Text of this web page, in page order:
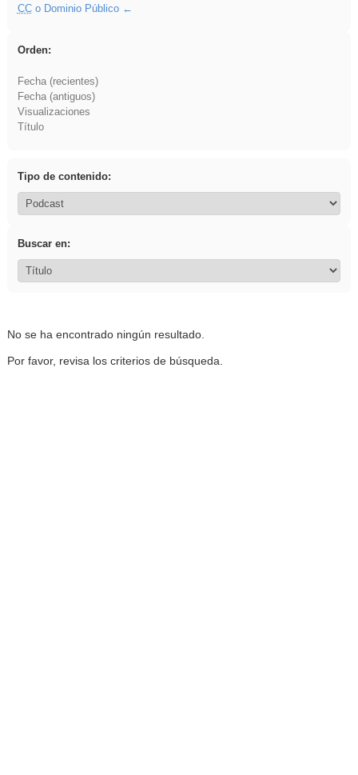
CCo Dominio Público
Orden:
Fecha (recientes)
Fecha (antiguos)
Visualizaciones
Título
Tipo de contenido:
Buscar en:
No se ha encontrado ningún resultado.
Por favor, revisa los criterios de búsqueda.